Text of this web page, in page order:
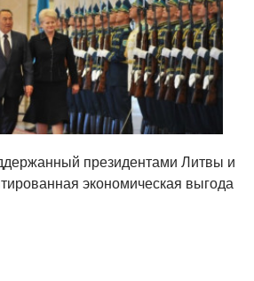
президентами Литвы и
экономическая выгода